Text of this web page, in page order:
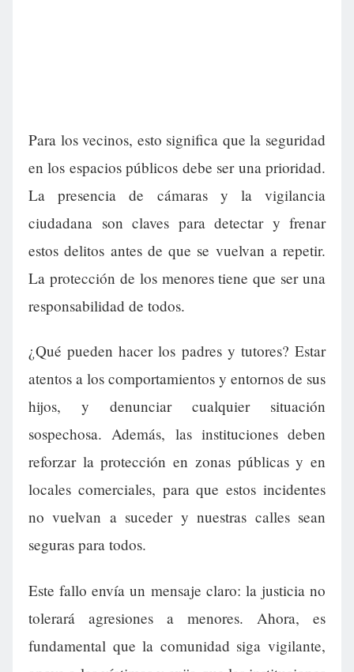
Para los vecinos, esto significa que la seguridad
en los espacios públicos debe ser una prioridad.
La presencia de cámaras y la vigilancia
ciudadana son claves para detectar y frenar
estos delitos antes de que se vuelvan a repetir.
La protección de los menores tiene que ser una
responsabilidad de todos.
¿Qué pueden hacer los padres y tutores? Estar
atentos a los comportamientos y entornos de sus
hijos, y denunciar cualquier situación
sospechosa. Además, las instituciones deben
reforzar la protección en zonas públicas y en
locales comerciales, para que estos incidentes
no vuelvan a suceder y nuestras calles sean
seguras para todos.
Este fallo envía un mensaje claro: la justicia no
tolerará agresiones a menores. Ahora, es
fundamental que la comunidad siga vigilante,